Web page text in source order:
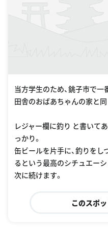
当方学生のため、銚子市で一
田舎のおばあちゃんの家と
レジャー欄に釣り と書いて
っかり。
缶ビールを片手に、釣りを
るという最高のシチュエー
次に続けます。
このスポ